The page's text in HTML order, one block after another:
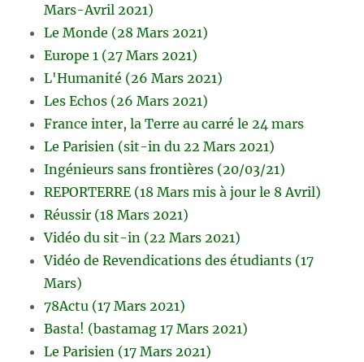
Mars-Avril 2021)
Le Monde (28 Mars 2021)
Europe 1 (27 Mars 2021)
L'Humanité (26 Mars 2021)
Les Echos (26 Mars 2021)
France inter, la Terre au carré le 24 mars
Le Parisien (sit-in du 22 Mars 2021)
Ingénieurs sans frontières (20/03/21)
REPORTERRE (18 Mars mis à jour le 8 Avril)
Réussir (18 Mars 2021)
Vidéo du sit-in (22 Mars 2021)
Vidéo de Revendications des étudiants (17
Mars)
78Actu (17 Mars 2021)
Basta! (bastamag 17 Mars 2021)
Le Parisien (17 Mars 2021)